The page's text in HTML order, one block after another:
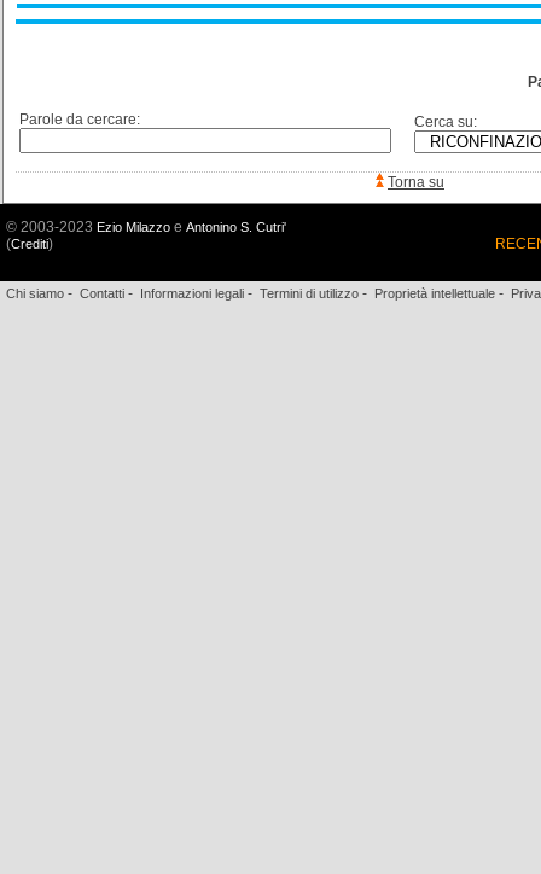
Parole da cercare: Cerca su:
Torna su
© 2003-2023 Ezio Milazzo e Antonino S. Cutri'
(Crediti)
Chi siamo - Contatti - Informazioni legali - Termini di utilizzo - Proprietà intellettuale -